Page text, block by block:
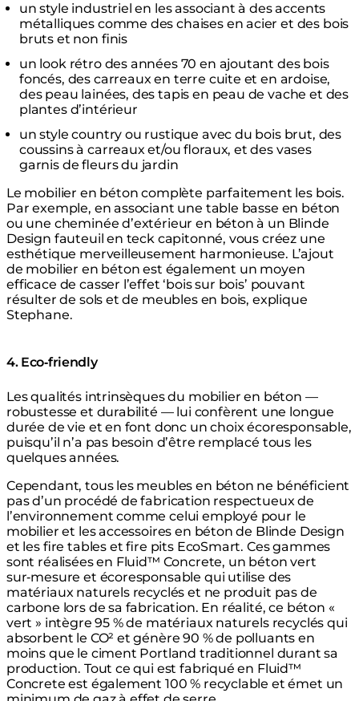
un style industriel en les associant à des accents
métalliques comme des chaises en acier et des bois
bruts et non finis
un look rétro des années 70 en ajoutant des bois
foncés, des carreaux en terre cuite et en ardoise,
des peau lainées, des tapis en peau de vache et des
plantes d’intérieur
un style country ou rustique avec du bois brut, des
coussins à carreaux et/ou floraux, et des vases
garnis de fleurs du jardin
Le mobilier en béton complète parfaitement les bois.
Par exemple, en associant une table basse en béton
ou une cheminée d’extérieur en béton à un Blinde
Design fauteuil en teck capitonné, vous créez une
esthétique merveilleusement harmonieuse. L’ajout
de mobilier en béton est également un moyen
efficace de casser l’effet ‘bois sur bois’ pouvant
résulter de sols et de meubles en bois, explique
Stephane.
4. Eco‑friendly
Les qualités intrinsèques du mobilier en béton —
robustesse et durabilité — lui confèrent une longue
durée de vie et en font donc un choix écoresponsable,
puisqu’il n’a pas besoin d’être remplacé tous les
quelques années.
Cependant, tous les meubles en béton ne bénéficient
pas d’un procédé de fabrication respectueux de
l’environnement comme celui employé pour le
mobilier et les accessoires en béton de Blinde Design
et les fire tables et fire pits EcoSmart. Ces gammes
sont réalisées en Fluid™ Concrete, un béton vert
sur‑mesure et écoresponsable qui utilise des
matériaux naturels recyclés et ne produit pas de
carbone lors de sa fabrication. En réalité, ce béton «
vert » intègre 95 % de matériaux naturels recyclés qui
absorbent le CO² et génère 90 % de polluants en
moins que le ciment Portland traditionnel durant sa
production. Tout ce qui est fabriqué en Fluid™
Concrete est également 100 % recyclable et émet un